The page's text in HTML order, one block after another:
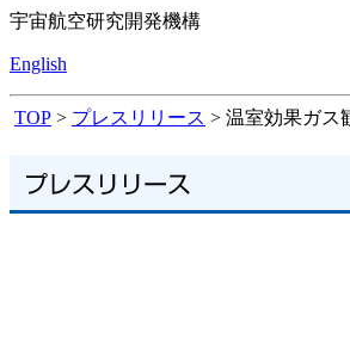
宇宙航空研究開発機構
English
TOP > プレスリリース > 温室効果ガス